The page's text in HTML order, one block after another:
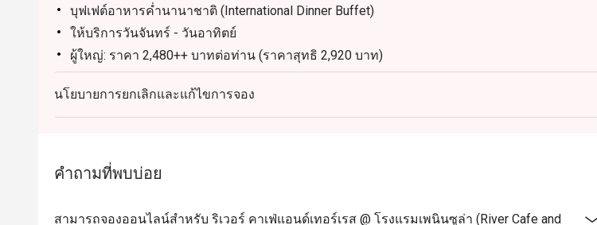
บุฟเฟต์อาหารค่ำนานาชาติ (International Dinner Buffet)
ให้บริการวันจันทร์ - วันอาทิตย์
ผู้ใหญ่: ราคา 2,480++ บาทต่อท่าน (ราคาสุทธิ 2,920 บาท)
เด็ก (6-11 ปี): ราคา 1,240++ บาทต่อท่าน (ราคาสุทธิ 1,460 บาท)
ไฮไลท์เมนู:
อาหารทะเลบนน้ำแข็ง (Seafood on Ice): ปูม้า, หอยแมลงภู่, กุ้งลายเสือ, หอยนางรม, ซูชิและซาซิมิ
มุมเนื้ออบ (Carving Station): เนื้อโทมาฮอว์ค, อกหมูรมควัน, แฮมเคลือบน้ำตาลเมเปิ้ล
เมนูหมุนเวียนอื่นๆ: แซลมอนเวลลิงตัน, ปลากะพงขาวอันดามันอบเกลือ, โคลด์คัทและชีส, อาหาร
นโยบายการยกเลิกและแก้ไขการจอง
คำถามที่พบบ่อย
สามารถจองออนไลน์สำหรับ ริเวอร์ คาเฟ่แอนด์เทอร์เรส @ โรงแรมเพนินซูล่า (River Cafe and